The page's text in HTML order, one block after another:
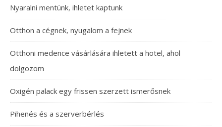
Nyaralni mentünk, ihletet kaptunk
Otthon a cégnek, nyugalom a fejnek
Otthoni medence vásárlására ihletett a hotel, ahol
dolgozom
Oxigén palack egy frissen szerzett ismerősnek
Pihenés és a szerverbérlés